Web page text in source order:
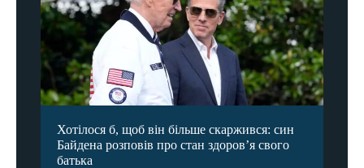
Хотілося б, щоб він більше скаржився: син
Байдена розповів про стан здоров’я свого
батька